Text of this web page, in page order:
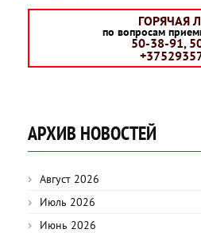
ГОРЯЧАЯ
по вопросам
50-38-91,
АРХИВ НОВОСТЕЙ
Август 2026
Июль 2026
Июнь 2026